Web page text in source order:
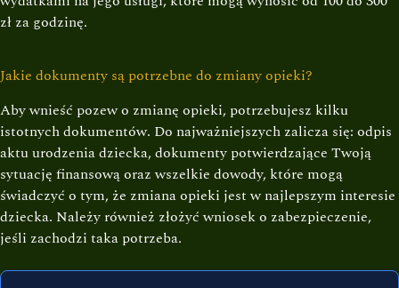
zł za godzinę.
Jakie dokumenty są potrzebne do zmiany opieki?
Aby wnieść pozew o zmianę opieki, potrzebujesz kilku
istotnych dokumentów. Do najważniejszych zalicza się: odpis
aktu urodzenia dziecka, dokumenty potwierdzające Twoją
sytuację finansową oraz wszelkie dowody, które mogą
świadczyć o tym, że zmiana opieki jest w najlepszym interesie
dziecka. Należy również złożyć wniosek o zabezpieczenie,
jeśli zachodzi taka potrzeba.